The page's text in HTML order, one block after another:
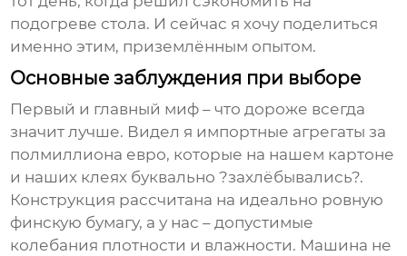
подогреве стола. И сейчас я хочу поделиться
именно этим, приземлённым опытом.
Основные заблуждения при выборе
Первый и главный миф – что дороже всегда
значит лучше. Видел я импортные агрегаты за
полмиллиона евро, которые на нашем картоне
и наших клеях буквально ?захлёбывались?.
Конструкция рассчитана на идеально ровную
финскую бумагу, а у нас – допустимые
колебания плотности и влажности. Машина не